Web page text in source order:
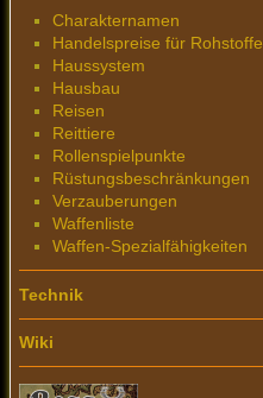
Charakternamen
Handelspreise für Rohstoffe
Haussystem
Hausbau
Reisen
Reittiere
Rollenspielpunkte
Rüstungsbeschränkungen
Verzauberungen
Waffenliste
Waffen-Spezialfähigkeiten
Technik
Wiki